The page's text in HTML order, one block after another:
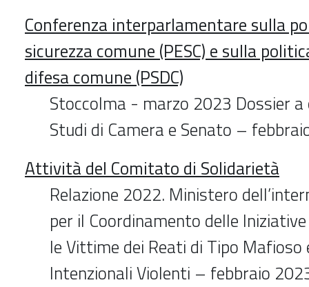
Conferenza interparlamentare sulla
sicurezza comune (PESC) e sulla
difesa comune (PSDC)
Stoccolma - marzo 2023 Dossier a
Studi di Camera e Senato –
Attività del Comitato di Solidarietà
Relazione 2022. Ministero
per il Coordinamento delle
le Vittime dei Reati di Tipo Mafioso
Intenzionali Violenti – febbraio